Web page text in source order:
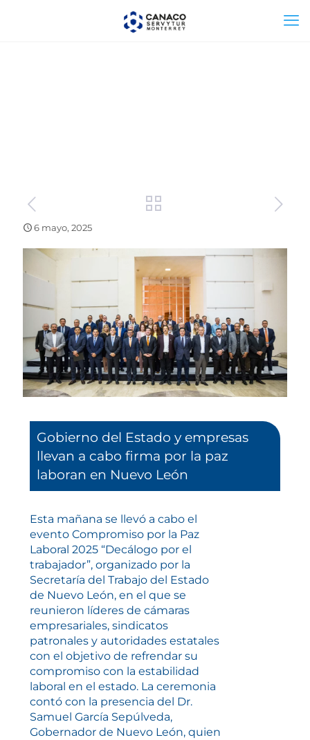
6 mayo, 2025
Gobierno del Estado y empresas
llevan a cabo firma por la paz
laboran en Nuevo León
Esta mañana se llevó a cabo el
evento Compromiso por la Paz
Laboral 2025 “Decálogo por el
trabajador”, organizado por la
Secretaría del Trabajo del Estado
de Nuevo León, en el que se
reunieron líderes de cámaras
empresariales, sindicatos
patronales y autoridades estatales
con el objetivo de refrendar su
compromiso con la estabilidad
laboral en el estado. La ceremonia
contó con la presencia del Dr.
Samuel García Sepúlveda,
Gobernador de Nuevo León, quien